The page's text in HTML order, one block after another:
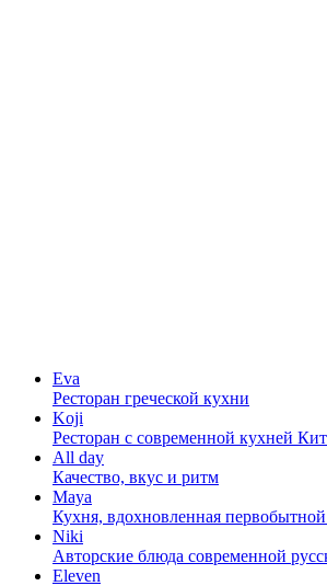
Eva
Ресторан греческой кухни
Koji
Ресторан с cовременной кухней
All day
Качество, вкус и ритм
Maya
Кухня, вдохновленная первобытной
Niki
Авторские блюда современной
Eleven